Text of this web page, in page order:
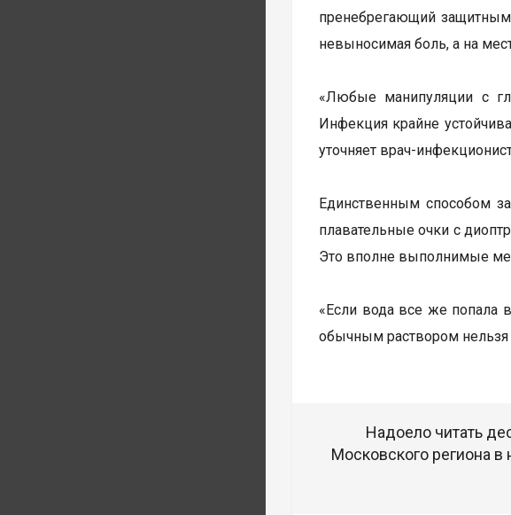
пренебрегающий
невыносимая боль, а на
«Любые манипуляции с
Инфекция крайне
уточняет врач-
Единственным способом
плавательные очки с
Это вполне выполнимые
«Если вода все же попала
обычным раствором нельзя
Надоело читать
Московского региона